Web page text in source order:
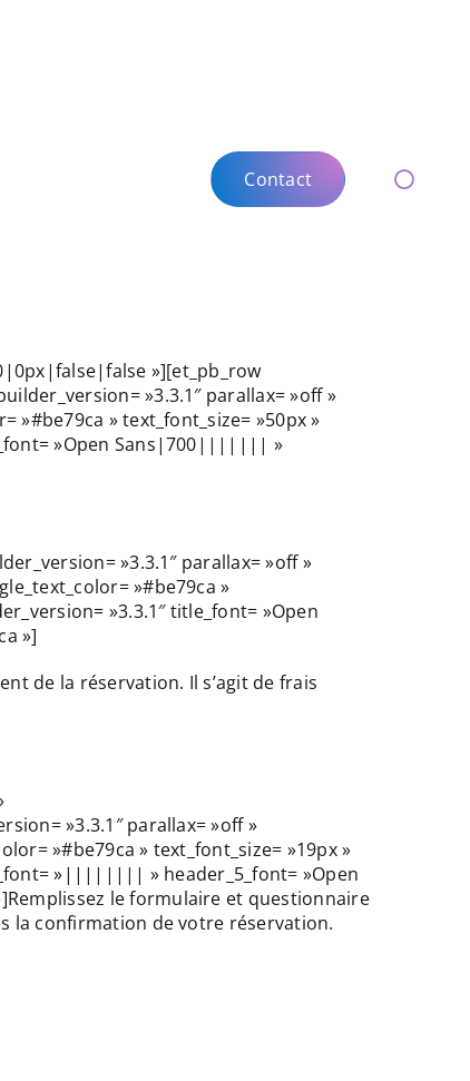
Contact
Toggle
Contact
Toggle
»][et_pb_row
»3.3.1″ parallax= »off »
» text_font_size= »50px »
»Open Sans|700||||||| »
»3.3.1″ parallax= »off »
»#be79ca »
»3.3.1″ title_font= »Open
»]
de la réservation. Il s’agit de frais
»3.3.1″ parallax= »off »
»#be79ca » text_font_size= »19px »
»|||||||| » header_5_font= »Open
le formulaire et questionnaire
la confirmation de votre réservation.